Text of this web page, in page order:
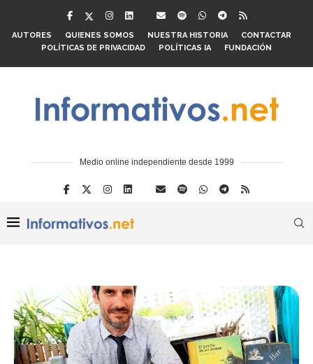
AUTORES QUIENES SOMOS NUESTRA HISTORIA
CONTACTAR
POLÍTICAS DE PRIVACIDAD
POLÍTICAS IA FUNDACIÓN
Medio online independiente desde 1999